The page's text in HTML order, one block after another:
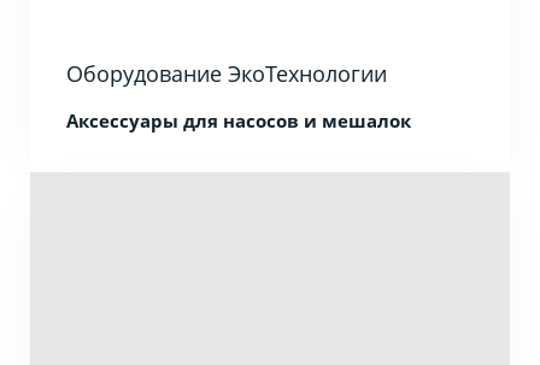
Оборудование ЭкоТехнологии
Аксессуары для насосов и мешалок